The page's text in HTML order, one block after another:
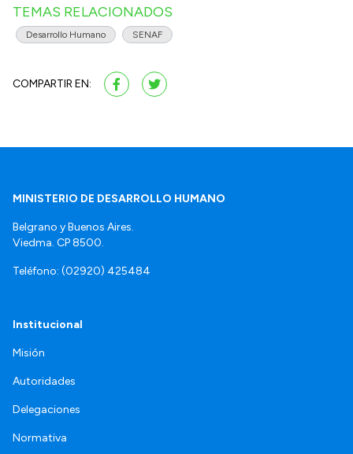
TEMAS RELACIONADOS
Desarrollo Humano SENAF
COMPARTIR EN:
MINISTERIO DE DESARROLLO HUMANO
Belgrano y Buenos Aires.
Viedma. CP 8500.
Teléfono: (02920) 425484
Institucional
Misión
Autoridades
Delegaciones
Normativa